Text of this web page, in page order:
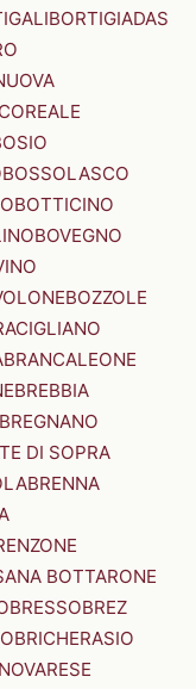
BORTIGIADAS
BOSSOLASCO
BOTTICINO
BOVEGNO
BOZZOLE
BRANCALEONE
BREBBIA
BREGNANO
DI SOPRA
BRENNA
BOTTARONE
BRESSOBREZ
BRICHERASIO